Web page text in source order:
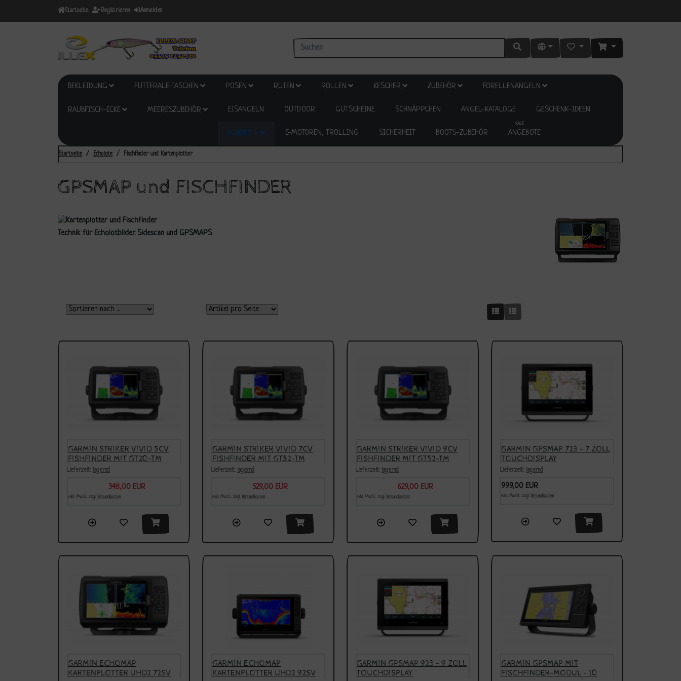
Startseite Registrieren Anmelden
BEKLEIDUNG FUTTERALE-TASCHEN POSEN RUTEN ROLLEN KESCHER ZUBEHÖR FORELLENANGELN
RAUBFISCH-ECKE MEERESZUBEHÖR EISANGELN OUTDOOR GUTSCHEINE SCHNÄPPCHEN ANGEL-KATALOGE GESCHENK-IDEEN
ECHOLOTE E-MOTOREN, TROLLING SICHERHEIT BOOTS-ZUBEHÖR ANGEBOTE
SALE
Startseite Echolote Fischfinder und Kartenplotter
GPSMAP und FISCHFINDER
Technik für Echolotbilder. Sidescan und GPSMAPS
GARMIN STRIKER VIVID 5CV
FISHFINDER MIT GT20-TM
GEBER - 5 ZOLL
Lieferzeit: lagernd
348,00 EUR
exkl. MwSt. zzgl. Versandkosten
GARMIN STRIKER VIVID 7CV
FISHFINDER MIT GT52-TM
GEBER - 7 ZOLL
Lieferzeit: lagernd
529,00 EUR
exkl. MwSt. zzgl. Versandkosten
GARMIN STRIKER VIVID 9CV
FISHFINDER MIT GT52-TM
GEBER - 9 ZOLL
Lieferzeit: lagernd
629,00 EUR
exkl. MwSt. zzgl. Versandkosten
GARMIN GPSMAP 723 - 7 ZOLL
TOUCHDISPLAY
Lieferzeit: lagernd
999,00 EUR
exkl. MwSt. zzgl. Versandkosten
GARMIN ECHOMAP
KARTENPLOTTER UHD2 72SV
GARMIN ECHOMAP
KARTENPLOTTER UHD2 92SV
GARMIN GPSMAP 923 - 9 ZOLL
TOUCHDISPLAY
GARMIN GPSMAP MIT
FISCHFINDER-MODUL - 10